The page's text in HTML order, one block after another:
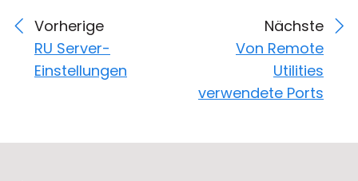
Vorherige
RU Server-
Einstellungen
Nächste
Von Remote
Utilities
verwendete Ports